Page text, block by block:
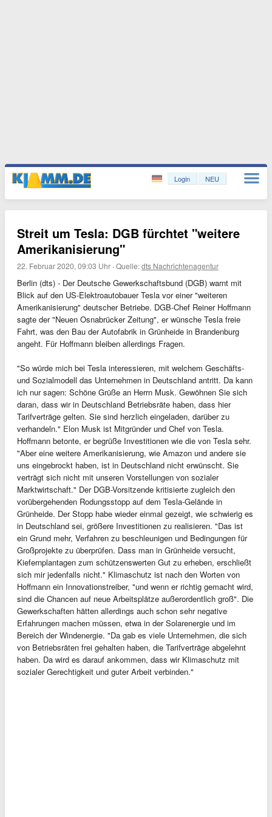
Login NEU
Streit um Tesla: DGB fürchtet "weitere
Amerikanisierung"
22. Februar 2020, 09:03 Uhr ·Quelle:dts Nachrichtenagentur
Berlin (dts) - Der Deutsche Gewerkschaftsbund (DGB) warnt mit
Blick auf den US-Elektroautobauer Tesla vor einer "weiteren
Amerikanisierung" deutscher Betriebe. DGB-Chef Reiner Hoffmann
sagte der "Neuen Osnabrücker Zeitung", er wünsche Tesla freie
Fahrt, was den Bau der Autofabrik in Grünheide in Brandenburg
angeht. Für Hoffmann bleiben allerdings Fragen.
"So würde mich bei Tesla interessieren, mit welchem Geschäfts-
und Sozialmodell das Unternehmen in Deutschland antritt. Da kann
ich nur sagen: Schöne Grüße an Herrn Musk. Gewöhnen Sie sich
daran, dass wir in Deutschland Betriebsräte haben, dass hier
Tarifverträge gelten. Sie sind herzlich eingeladen, darüber zu
verhandeln." Elon Musk ist Mitgründer und Chef von Tesla.
Hoffmann betonte, er begrüße Investitionen wie die von Tesla sehr.
"Aber eine weitere Amerikanisierung, wie Amazon und andere sie
uns eingebrockt haben, ist in Deutschland nicht erwünscht. Sie
verträgt sich nicht mit unseren Vorstellungen von sozialer
Marktwirtschaft." Der DGB-Vorsitzende kritisierte zugleich den
vorübergehenden Rodungsstopp auf dem Tesla-Gelände in
Grünheide. Der Stopp habe wieder einmal gezeigt, wie schwierig es
in Deutschland sei, größere Investitionen zu realisieren. "Das ist
ein Grund mehr, Verfahren zu beschleunigen und Bedingungen für
Großprojekte zu überprüfen. Dass man in Grünheide versucht,
Kiefernplantagen zum schützenswerten Gut zu erheben, erschließt
sich mir jedenfalls nicht." Klimaschutz ist nach den Worten von
Hoffmann ein Innovationstreiber, "und wenn er richtig gemacht wird,
sind die Chancen auf neue Arbeitsplätze außerordentlich groß". Die
Gewerkschaften hätten allerdings auch schon sehr negative
Erfahrungen machen müssen, etwa in der Solarenergie und im
Bereich der Windenergie. "Da gab es viele Unternehmen, die sich
von Betriebsräten frei gehalten haben, die Tarifverträge abgelehnt
haben. Da wird es darauf ankommen, dass wir Klimaschutz mit
sozialer Gerechtigkeit und guter Arbeit verbinden."